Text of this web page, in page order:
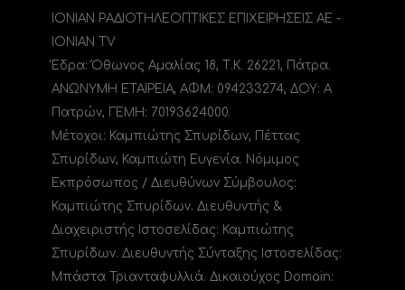
ΙΟΝΙΑΝ ΡΑΔΙΟΤΗΛΕΟΠΤΙΚΕΣ ΕΠΙΧΕΙΡΗΣΕΙΣ ΑΕ -
IONIAN TV
Έδρα: Όθωνος Αμαλίας 18, Τ.Κ. 26221, Πάτρα.
ΑΝΩΝΥΜΗ ΕΤΑΙΡΕΙΑ, ΑΦΜ: 094233274, ΔΟΥ: A
Πατρών, ΓΕΜΗ: 70193624000.
Μέτοχοι: Καμπιώτης Σπυρίδων, Πέττας
Σπυρίδων, Καμπιώτη Ευγενία. Νόμιμος
Εκπρόσωπος / Διευθύνων Σύμβουλος:
Καμπιώτης Σπυρίδων. Διευθυντής &
Διαχειριστής Ιστοσελίδας: Καμπιώτης
Σπυρίδων. Διευθυντής Σύνταξης Ιστοσελίδας:
Μπάστα Τριανταφυλλιά. Δικαιούχος Domain: